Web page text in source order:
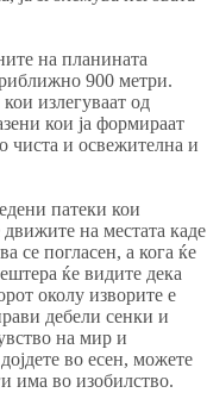
на планината
900 метри.
излегуваат од
кои ја формираат
чиста и освежителна и
патеки кои
на местата каде
се погласен, а кога ќе
ќе видите дека
околу изворите е
дебели сенки и
на мир и
во есен, можете
има во изобилство.